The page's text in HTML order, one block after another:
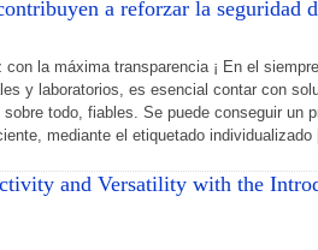
a reforzar la seguridad
con la máxima transparencia ¡ En el
y laboratorios, es esencial contar con
todo, fiables. Se puede conseguir un
mediante el etiquetado individualizado
and Versatility with the